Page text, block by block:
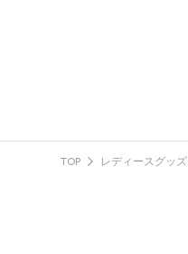
TOP レディースグッズ